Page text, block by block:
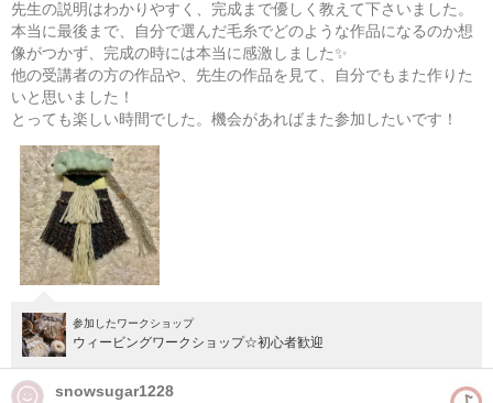
先生の説明はわかりやすく、完成まで優しく教えて下さいました。
本当に最後まで、自分で選んだ毛糸でどのような作品になるのか想
像がつかず、完成の時には本当に感激しました✨
他の受講者の方の作品や、先生の作品を見て、自分でもまた作りた
いと思いました！
とっても楽しい時間でした。機会があればまた参加したいです！
参加したワークショップ
ウィービングワークショップ☆初心者歓迎
snowsugar1228